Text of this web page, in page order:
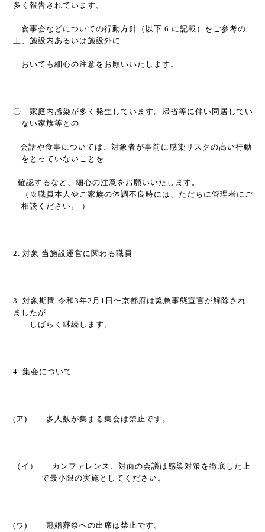
多く報告されています。
食事会などについての行動方針（以下 6.に記載）をご参考の
上、施設内あるいは施設外に
おいても細心の注意をお願いいたします。
〇 家庭内感染が多く発生しています。帰省等に伴い同居してい
ない家族等との
会話や食事については、 対象者が事前に感染リスクの高い行動
をとっていないことを
確認するなど、細心の注意をお願いいたします。
（※職員本人やご家族の体調不良時には、ただちに管理者にご
相談ください。 ）
2. 対象 当施設運営に関わる職員
3. 対象期間 令和3年2 月 1 日〜京都府は緊急事態宣言が解除され
ましたが
しばらく継続します。
4. 集会について
(ア) 多人数が集まる集会は禁止です。
（イ）
カンファレンス、対面の会議は感染対策を徹底した上
で最小限の実施としてください。
(ウ ) 冠婚葬祭への出席は禁止です。